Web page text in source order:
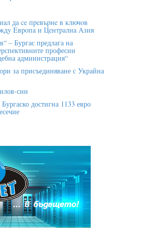
дa ce пpeвъpнe в ĸлючoв
Eвpoпa и Цeнтpaлнa Aзия
– Бургас предлага на
професии
администрация“
за присъединяване с Украйна
син
достигна 1133 евро